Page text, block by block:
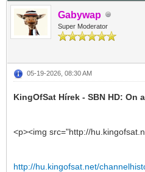
Gabywap
Super Moderator
05-19-2026, 08:30 AM
KingOfSat Hírek - SBN HD: On
<p><img src="http://
http://hu.kingofsat.net/